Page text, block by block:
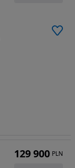
129 900 PLN